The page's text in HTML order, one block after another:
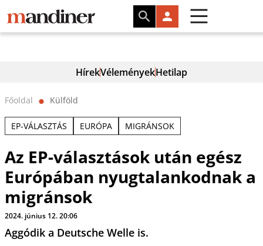
HírekVéleményekHetilap
Főoldal ⬤ Külföld
EP-VÁLASZTÁS EURÓPA MIGRÁNSOK
Az EP-választások után egész
Európában nyugtalankodnak a
migránsok
2024. június 12. 20:06
Aggódik a Deutsche Welle is.